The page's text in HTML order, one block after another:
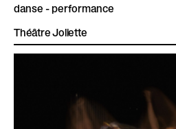
danse - performance
Théâtre Joliette